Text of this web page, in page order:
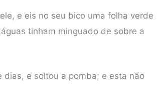
e eis no seu bico uma folha verde
tinham minguado de sobre a
dias, e soltou a pomba; e esta não